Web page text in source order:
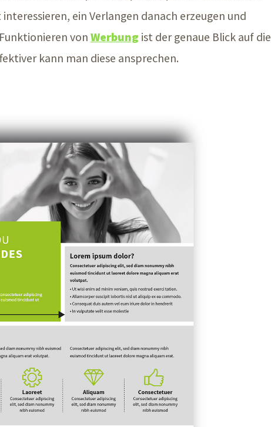
ein Verlangen danach erzeugen und
von Werbung ist der genaue Blick auf die
kann man diese ansprechen.